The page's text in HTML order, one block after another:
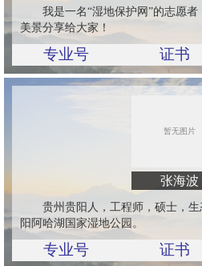
我是一名“湿地保护网”的志愿
美景分享给大家！
专业号 证书
张海波
贵州贵阳人，工程师，硕士，
阳阿哈湖国家湿地公园。
专业号 证书